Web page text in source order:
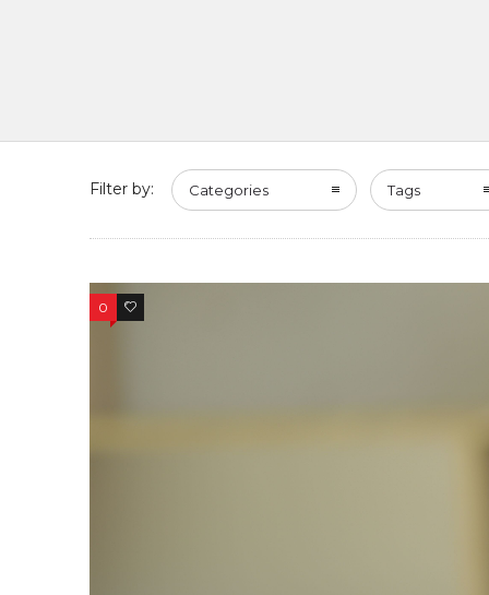
Filter by: Categories Tags
0 0